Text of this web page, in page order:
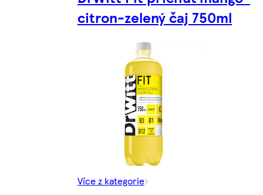
citron-zelený čaj 750ml
Více z kategorie